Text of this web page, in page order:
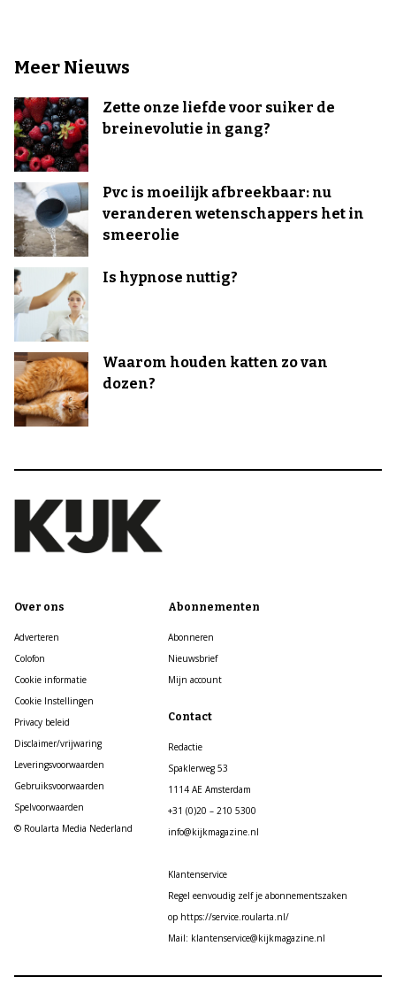
Meer Nieuws
Zette onze liefde voor suiker de
breinevolutie in gang?
Pvc is moeilijk afbreekbaar: nu
veranderen wetenschappers het in
smeerolie
Is hypnose nuttig?
Waarom houden katten zo van
dozen?
Over ons
Adverteren
Colofon
Cookie informatie
Cookie Instellingen
Privacy beleid
Disclaimer/vrijwaring
Leveringsvoorwaarden
Gebruiksvoorwaarden
Spelvoorwaarden
© Roularta Media Nederland
Abonnementen
Abonneren
Nieuwsbrief
Mijn account
Contact
Redactie
Spaklerweg 53
1114 AE Amsterdam
+31 (0)20 – 210 5300
info@kijkmagazine.nl
Klantenservice
Regel eenvoudig zelf je abonnementszaken
op https://service.roularta.nl/
Mail: klantenservice@kijkmagazine.nl